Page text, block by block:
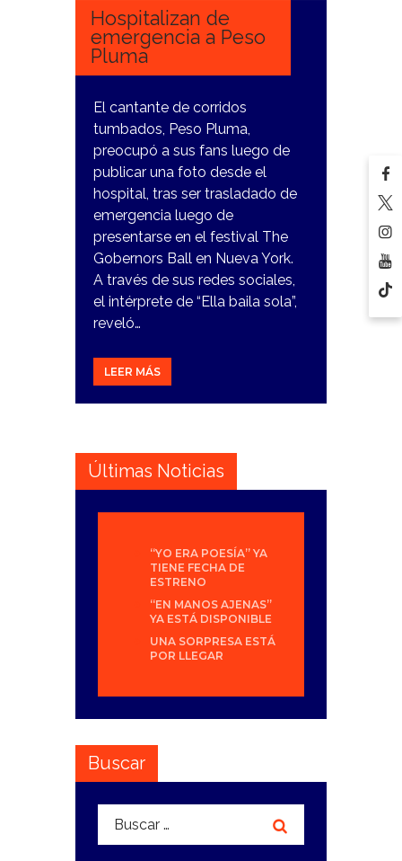
Hospitalizan de
emergencia a Peso
Pluma
El cantante de corridos
tumbados, Peso Pluma,
preocupó a sus fans luego de
publicar una foto desde el
hospital, tras ser trasladado de
emergencia luego de
presentarse en el festival The
Gobernors Ball en Nueva York.
A través de sus redes sociales,
el intérprete de “Ella baila sola”,
reveló…
LEER MÁS
Últimas Noticias
“YO ERA POESÍA” YA
TIENE FECHA DE
ESTRENO
“EN MANOS AJENAS”
YA ESTÁ DISPONIBLE
UNA SORPRESA ESTÁ
POR LLEGAR
Buscar
Buscar: